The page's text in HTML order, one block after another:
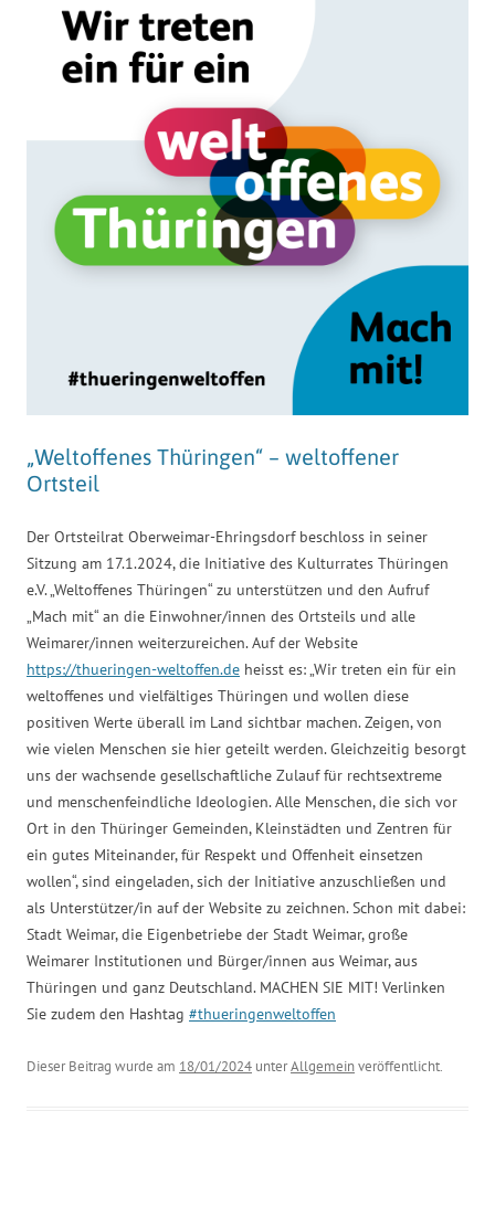
„Weltoffenes Thüringen“ – weltoffener
Ortsteil
Der Ortsteilrat Oberweimar-Ehringsdorf beschloss in seiner
Sitzung am 17.1.2024, die Initiative des Kulturrates Thüringen
e.V. „Weltoffenes Thüringen“ zu unterstützen und den Aufruf
„Mach mit“ an die Einwohner/innen des Ortsteils und alle
Weimarer/innen weiterzureichen. Auf der Website
https://thueringen-weltoffen.de heisst es: „Wir treten ein für ein
weltoffenes und vielfältiges Thüringen und wollen diese
positiven Werte überall im Land sichtbar machen. Zeigen, von
wie vielen Menschen sie hier geteilt werden. Gleichzeitig besorgt
uns der wachsende gesellschaftliche Zulauf für rechtsextreme
und menschenfeindliche Ideologien. Alle Menschen, die sich vor
Ort in den Thüringer Gemeinden, Kleinstädten und Zentren für
ein gutes Miteinander, für Respekt und Offenheit einsetzen
wollen“, sind eingeladen, sich der Initiative anzuschließen und
als Unterstützer/in auf der Website zu zeichnen. Schon mit dabei:
Stadt Weimar, die Eigenbetriebe der Stadt Weimar, große
Weimarer Institutionen und Bürger/innen aus Weimar, aus
Thüringen und ganz Deutschland. MACHEN SIE MIT! Verlinken
Sie zudem den Hashtag #thueringenweltoffen
Dieser Beitrag wurde am 18/01/2024 unterAllgemeinveröffentlicht.